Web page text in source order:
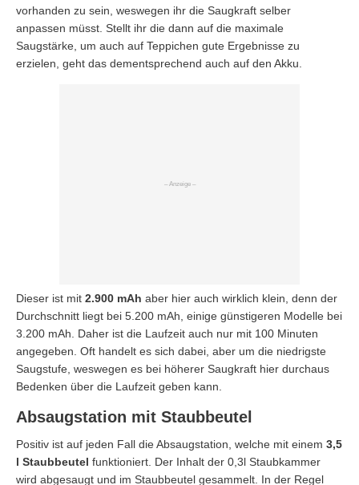
vorhanden zu sein, weswegen ihr die Saugkraft selber
anpassen müsst. Stellt ihr die dann auf die maximale
Saugstärke, um auch auf Teppichen gute Ergebnisse zu
erzielen, geht das dementsprechend auch auf den Akku.
Dieser ist mit 2.900 mAh aber hier auch wirklich klein, denn der
Durchschnitt liegt bei 5.200 mAh, einige günstigeren Modelle bei
3.200 mAh. Daher ist die Laufzeit auch nur mit 100 Minuten
angegeben. Oft handelt es sich dabei, aber um die niedrigste
Saugstufe, weswegen es bei höherer Saugkraft hier durchaus
Bedenken über die Laufzeit geben kann.
Absaugstation mit Staubbeutel
Positiv ist auf jeden Fall die Absaugstation, welche mit einem 3,5
l Staubbeutel funktioniert. Der Inhalt der 0,3l Staubkammer
wird abgesaugt und im Staubbeutel gesammelt. In der Regel